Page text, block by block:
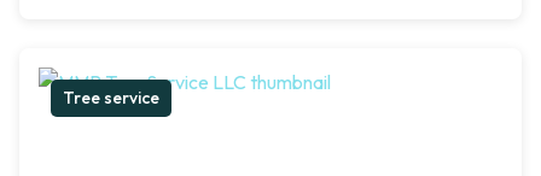
Tree service